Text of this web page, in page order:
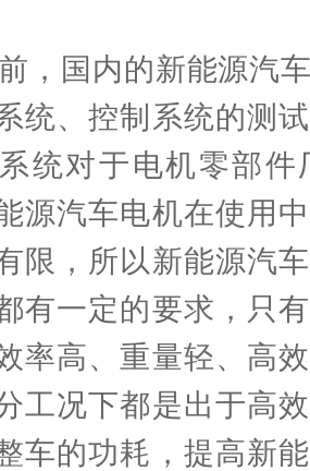
，国内的新能源汽
统、控制系统的测
统对于电机零部件
源汽车电机在使用
限，所以新能源汽
有一定的要求，只
率高、重量轻、高
工况下都是出于高
车的功耗，提高新